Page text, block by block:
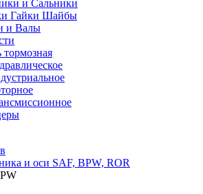
и Сальники
Гайки Шайбы
и Валы
и оси SAF, BPW, ROR